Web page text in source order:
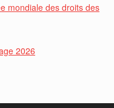
mondiale des droits des
2026